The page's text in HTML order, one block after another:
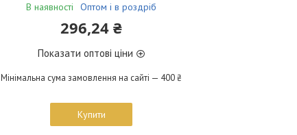
В наявності Оптом і в роздріб
296,24 ₴
Показати оптові ціни
Мінімальна сума замовлення на сайті — 400 ₴
Купити